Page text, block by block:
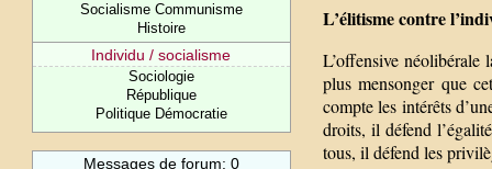
Socialisme Communisme
Histoire
Individu / socialisme
Sociologie
République
Politique Démocratie
Messages de forum: 0
L’élitisme contre
L’offensive néolibérale
plus mensonger que
compte les intérêts
droits, il défend
tous, il défend les